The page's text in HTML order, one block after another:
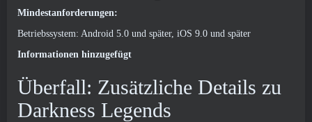
Mindestanforderungen:
Betriebssystem: Android 5.0 und später, iOS 9.0 und später
Informationen hinzugefügt
Überfall: Zusätzliche Details zu
Darkness Legends